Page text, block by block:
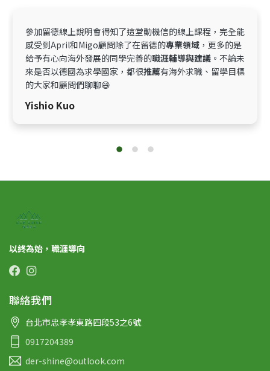
參加留德線上說明會得知了這堂動機信的線上課程，完全能
感受到April和Migo顧問除了在留德的專業領域 ，更多的是
給予有心向海外發展的同學完善的職涯輔導與建議 。不論未
來是否以德國為求學國家，都很推薦有海外求職、留學目標
的大家和顧問們聊聊😄
Yishio Kuo
以終為始，職涯導向
聯絡我們
台北市忠孝孝東路四段53之6號
0917204389
der-shine@outlook.com